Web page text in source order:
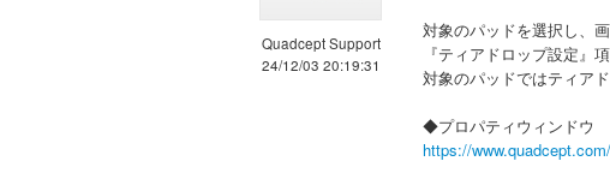
Quadcept Support
24/12/03 20:19:31
対象のパッドを選択し、
『ティアドロップ設定』
対象のパッドではティア
◆プロパティウィンドウ
https://